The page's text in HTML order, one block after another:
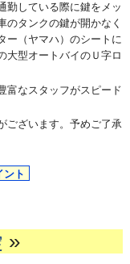
勤している際に鍵をメッ
のタンクの鍵が開かなく
ー（ヤマハ）のシートに
大型オートバイのＵ字ロ
富なスタッフがスピード
ございます。予めご了承
ント
»